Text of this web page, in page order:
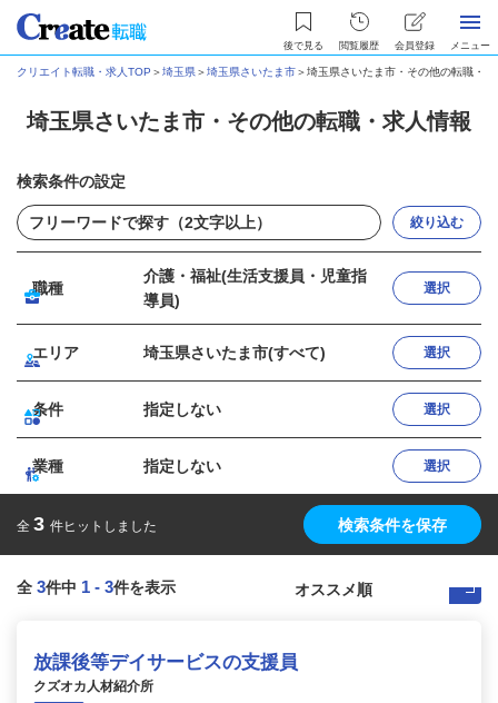
後で見る 閲覧履歴 会員登録 メニュー
クリエイト転職・求人TOP ＞埼玉県＞埼玉県さいたま市＞埼玉県さいたま市・その他の転職・求
埼玉県さいたま市・その他の転職・求人情報
検索条件の設定
絞り込む
職種
介護・福祉(生活支援員・児童指
導員)
選択
エリア 埼玉県さいたま市(すべて) 選択
条件 指定しない 選択
業種 指定しない 選択
全 3 件ヒットしました 検索条件を保存
全 3件中 1 - 3件を表示
放課後等デイサービスの支援員
クズオカ人材紹介所